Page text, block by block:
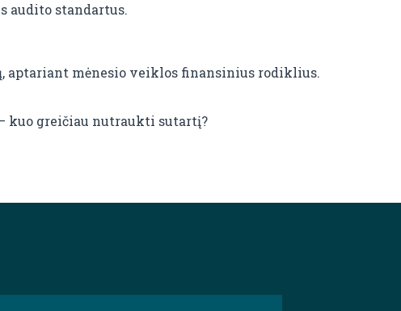
audito standartus.
mėnesio veiklos finansinius rodiklius.
kuo greičiau nutraukti sutartį?